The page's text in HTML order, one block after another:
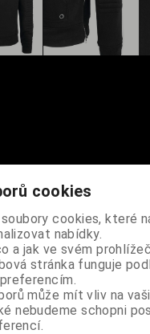
funkční zipy
cookies
cookies, které
nabídky.
a jak ve svém
stránka funguje
může mít vliv na
nebudeme schopni